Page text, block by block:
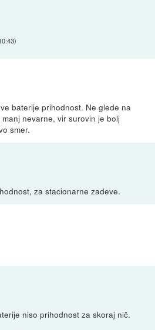
)
baterije prihodnost. Ne glede na
nevarne, vir surovin je bolj
smer.
za stacionarne zadeve.
niso prihodnost za skoraj nič.